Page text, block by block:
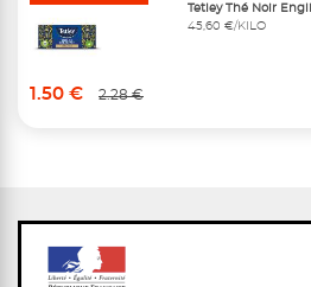
Tetley Thé Noir
45,60 €/KILO
1.50 € 2.28 €